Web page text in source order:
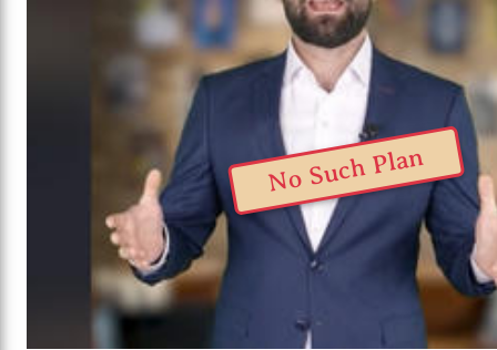
No Such Plan